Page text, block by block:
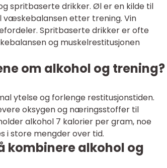
spritbaserte drikker. Øl er en kilde til
etter trening. Vin
Spritbaserte drikker er ofte
og muskelrestitusjonen
om alkohol og trening?
ytelse og forlenge restitusjonstiden.
oksygen og næringsstoffer til
alkohol 7 kalorier per gram, noe
i store mengder over tid.
kombinere alkohol og